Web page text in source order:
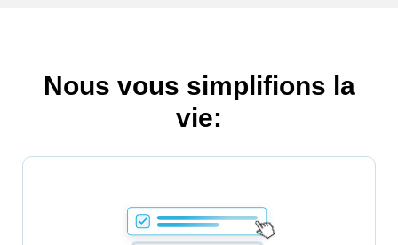
Nous vous simplifions la
vie: